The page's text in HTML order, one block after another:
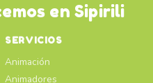
en Sipirili
SERVICIOS
Animación
Animadores